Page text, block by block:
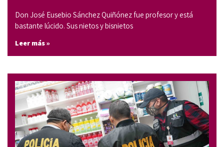
Don José Eusebio Sánchez Quiñónez fue profesor y está
bastante lúcido. Sus nietos y bisnietos
Leer más »